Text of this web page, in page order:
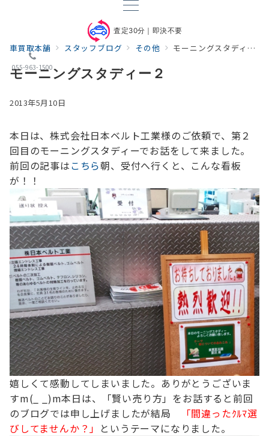
査定30分｜即決不要
055-963-1500
車買取本舗 スタッフブログ その他 モーニングスタディー２
モーニングスタディー２
2013年5月10日
本日は、株式会社日本ベルト工業様のご依頼で、 第２
回目のモーニングスタディーでお話をして来ました。
前回の記事はこちら朝、受付へ行くと、こんな看板
が！！
嬉しくて感動してしまいました。ありがとうございま
すm(_ _)m本日は、「賢い売り方」をお話すると前回
のブログでは申し上げましたが結局 「間違ったｸﾙﾏ選
びしてませんか？」 というテーマになりました。